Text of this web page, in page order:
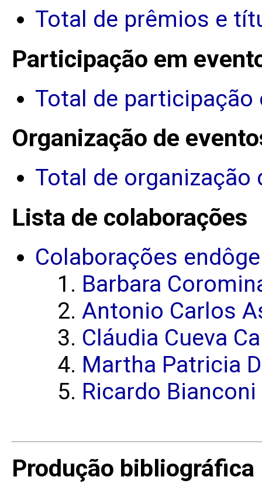
Total de prêmios e
Participação em
Total de participação
Organização de
Total de organização
Lista de colaborações
Colaborações
Barbara
Antonio Carlos
Cláudia Cueva
Martha Patricia
Ricardo Bianconi
Produção bibliográfica